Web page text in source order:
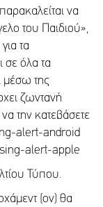
να
του Παιδιού»,
τα
σε όλα τα
μέσω της
ζωντανή
την κατεβάσετε
alert-android
alert-apple
Τύπου.
(ον) θα